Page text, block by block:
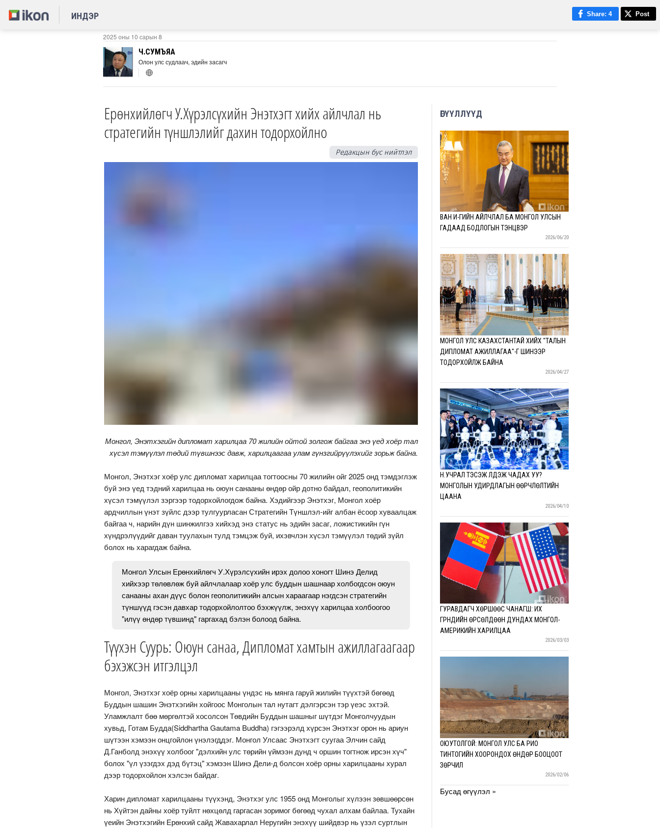
ИНДЭР Share: 4 Post
2025 оны 10 сарын 8
Ч.СУМЪЯА
Олон улс судлаач, эдийн засагч
Ерөнхийлөгч У.Хүрэлсүхийн Энэтхэгт хийх айлчлал нь
стратегийн түншлэлийг дахин тодорхойлно
Редакцын бус нийтлэл
Монгол, Энэтхэгийн дипломат харилцаа 70 жилийн ойтой золгож байгаа энэ үед хоёр тал
хүсэл тэмүүлэл төдий түвшнээс давж, харилцаагаа улам гүнзгийрүүлэхийг зорьж байна.
Монгол, Энэтхэг хоёр улс дипломат харилцаа тогтоосны 70 жилийн ойг 2025 онд тэмдэглэж
буй энэ үед тэдний харилцаа нь оюун санааны өндөр ойр дотно байдал, геополитикийн
хүсэл тэмүүлэл зэргээр тодорхойлогдож байна. Хэдийгээр Энэтхэг, Монгол хоёр
ардчиллын үнэт зүйлс дээр тулгуурласан Стратегийн Түншлэл-ийг албан ёсоор хуваалцаж
байгаа ч, нарийн дүн шинжилгээ хийхэд энэ статус нь эдийн засаг, ложистикийн гүн
хүндрэлүүдийг даван туулахын тулд тэмцэж буй, ихэвчлэн хүсэл тэмүүлэл төдий зүйл
болох нь харагдаж байна.
Монгол Улсын Ерөнхийлөгч У.Хүрэлсүхийн ирэх долоо хоногт Шинэ Делид
хийхээр төлөвлөж буй айлчлалаар хоёр улс буддын шашнаар холбогдсон оюун
санааны ахан дүүс болон геополитикийн алсын хараагаар нэгдсэн стратегийн
түншүүд гэсэн давхар тодорхойлолтоо бэхжүүлж, энэхүү харилцаа холбоогоо
"илүү өндөр түвшинд" гаргахад бэлэн болоод байна.
Түүхэн Суурь: Оюун санаа, Дипломат хамтын ажиллагаагаар
бэхэжсэн итгэлцэл
Монгол, Энэтхэг хоёр орны харилцааны үндэс нь мянга гаруй жилийн түүхтэй бөгөөд
Буддын шашин Энэтхэгийн хойгоос Монголын тал нутагт дэлгэрсэн тэр үеэс эхтэй.
Уламжлалт бөө мөргөлтэй хосолсон Төвдийн Буддын шашныг шүтдэг Монголчуудын
хувьд, Готам Будда(Siddhartha Gautama Buddha) гэгээрэлд хүрсэн Энэтхэг орон нь ариун
шүтээн хэмээн онцгойлон үнэлэгддэг. Монгол Улсаас Энэтхэгт суугаа Элчин сайд
Д.Ганболд энэхүү холбоог "дэлхийн улс төрийн үймээн дунд ч оршин тогтнож ирсэн хүч"
болох "үл үзэгдэх дэд бүтэц" хэмээн Шинэ Дели-д болсон хоёр орны харилцааны хурал
дээр тодорхойлон хэлсэн байдаг.
Харин дипломат харилцааны түүхэнд, Энэтхэг улс 1955 онд Монголыг хүлээн зөвшөөрсөн
нь Хүйтэн дайны хоёр туйлт нөхцөлд гаргасан зоримог бөгөөд чухал алхам байлаа. Тухайн
үеийн Энэтхэгийн Ерөнхий сайд Жавахарлал Неругийн энэхүү шийдвэр нь үзэл суртлын
ӨГҮҮЛЛҮҮД
ВАН И-ГИЙН АЙЛЧЛАЛ БА МОНГОЛ УЛСЫН
ГАДААД БОДЛОГЫН ТЭНЦВЭР
2026/06/20
МОНГОЛ УЛС КАЗАХСТАНТАЙ ХИЙХ "ТАЛЫН
ДИПЛОМАТ АЖИЛЛАГАА"-Г ШИНЭЭР
ТОДОРХОЙЛЖ БАЙНА
2026/04/27
Н.УЧРАЛ ТЭСЭЖ ҮЛДЭЖ ЧАДАХ УУ?
МОНГОЛЫН УДИРДЛАГЫН ӨӨРЧЛӨЛТИЙН
ЦААНА
2026/04/10
ГУРАВДАГЧ ХӨРШӨӨС ЧАНАГШ: ИХ
ГҮРНҮҮДИЙН ӨРСӨЛДӨӨН ДУНДАХ МОНГОЛ-
АМЕРИКИЙН ХАРИЛЦАА
2026/03/03
ОЮУТОЛГОЙ: МОНГОЛ УЛС БА РИО
ТИНТОГИЙН ХООРОНДОХ ӨНДӨР БООЦООТ
ЗӨРЧИЛ
2026/02/06
Бусад өгүүлэл »